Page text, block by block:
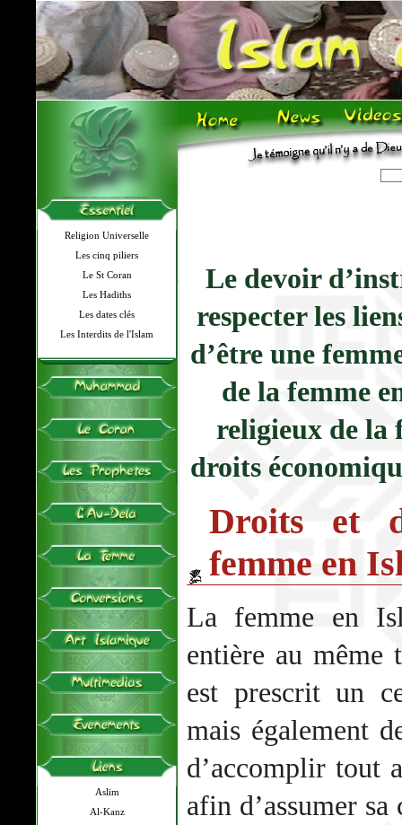
Religion Universelle
Les cinq piliers
Le St Coran
Les Hadiths
Les dates clés
Les Interdits de l'Islam
Aslim
Al-Kanz
Le devoir
respecter les
d’être une
de la femme
religieux de la
droits
Droits et
femme en
La femme en
entière au même
est prescrit un
mais également
d’accomplir tout
afin d’assumer